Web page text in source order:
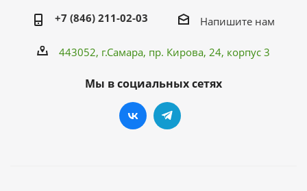
+7 (846) 211-02-03 Напишите нам
443052, г.Самара, пр. Кирова, 24, корпус 3
Мы в социальных сетях